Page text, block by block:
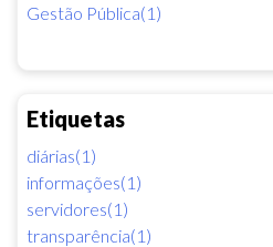
Gestão Pública(1)
Etiquetas
diárias(1)
informações(1)
servidores(1)
transparência(1)